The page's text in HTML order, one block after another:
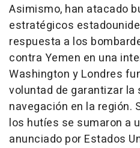
Asimismo, han atacado
estratégicos
respuesta a los
contra Yemen en una
Washington y Londres
voluntad de garantizar la
navegación en la región.
los hutíes se sumaron a
anunciado por Estados